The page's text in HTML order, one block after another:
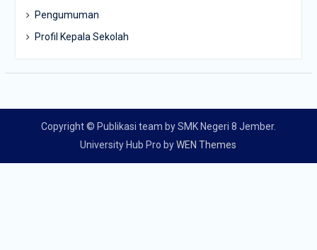
Pengumuman
Profil Kepala Sekolah
Copyright © Publikasi team by SMK Negeri 8 Jember.
University Hub Pro byWEN Themes